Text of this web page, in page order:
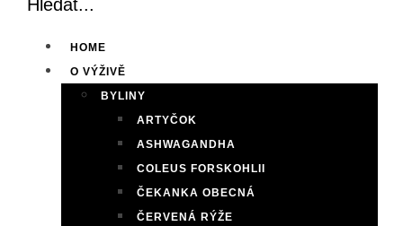
HOME
O VÝŽIVĚ
BYLINY
ARTYČOK
ASHWAGANDHA
COLEUS FORSKOHLII
ČEKANKA OBECNÁ
ČERVENÁ RÝŽE